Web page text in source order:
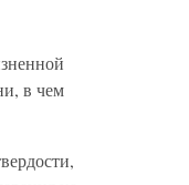
в чем